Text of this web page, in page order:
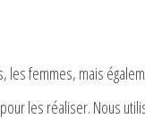
femmes, mais
les réaliser. Nous